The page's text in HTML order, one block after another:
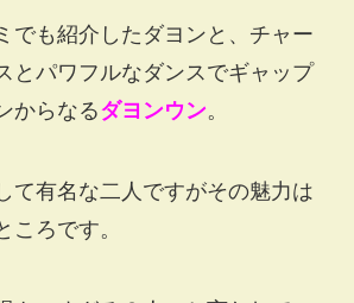
でも紹介したダヨンと、チャー
とパワフルなダンスでギャップ
からなるダヨンウン。
て有名な二人ですがその魅力は
ころです。